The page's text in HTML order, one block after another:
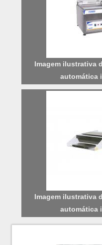
aos
Imagem ilustrativa
automática
Imagem ilustrativa
automática